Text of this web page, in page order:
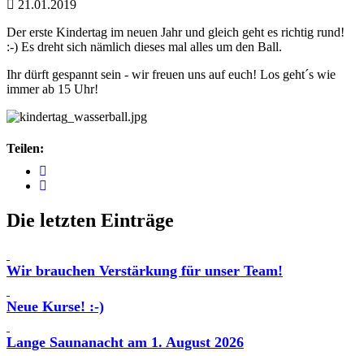
21.01.2019
Der erste Kindertag im neuen Jahr und gleich geht es richtig rund!
:-) Es dreht sich nämlich dieses mal alles um den Ball.
Ihr dürft gespannt sein - wir freuen uns auf euch! Los geht´s wie
immer ab 15 Uhr!
Teilen:
Die letzten Einträge
Wir brauchen Verstärkung für unser Team!
Neue Kurse! :-)
Lange Saunanacht am 1. August 2026